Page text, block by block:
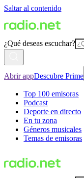
Saltar al contenido
¿Qué deseas escuchar?
Abrir appDescubre Prime
Top 100 emisoras
Podcast
Deporte en directo
En tu zona
Géneros musicales
Temas de emisoras